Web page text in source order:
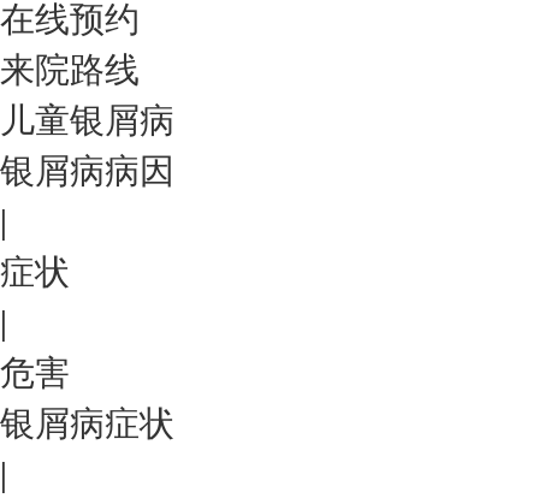
在线预约
来院路线
儿童银屑病
银屑病病因
|
症状
|
危害
银屑病症状
|